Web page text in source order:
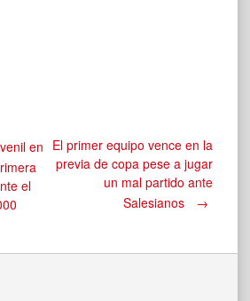
en
el
El primer equipo vence en la
previa de copa pese a jugar
un mal partido ante
Salesianos
→